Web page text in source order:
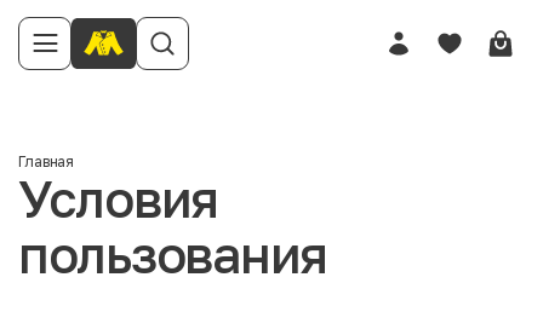
Главная
Условия
пользования